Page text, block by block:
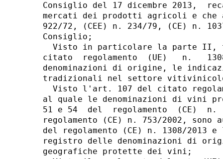
Consiglio del 17 dicembre 2013,
mercati dei prodotti agricoli e che
922/72, (CEE) n. 234/79, (CE) n.
Consiglio;
Visto in particolare la parte II,
citato  regolamento  (UE)   n.
denominazioni di origine, le
tradizionali nel settore
Visto l'art. 107 del citato
al quale le denominazioni di
51 e 54  del  regolamento  (CE)
regolamento (CE) n. 753/2002,
del regolamento (CE) n. 1308/
registro delle denominazioni di
geografiche protette dei vini;